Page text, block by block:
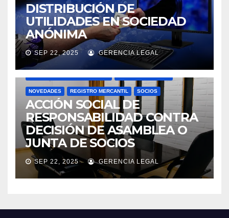
DISTRIBUCIÓN DE
UTILIDADES EN SOCIEDAD
ANÓNIMA
SEP 22, 2025 GERENCIA LEGAL
ACTAS ASAMBLEAS ACCIONISTAS
NOVEDADES REGISTRO MERCANTIL SOCIOS
ACCIÓN SOCIAL DE
RESPONSABILIDAD CONTRA
DECISIÓN DE ASAMBLEA O
JUNTA DE SOCIOS
SEP 22, 2025 GERENCIA LEGAL